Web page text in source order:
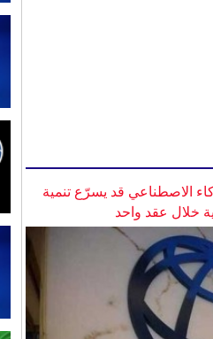
الاصطناعي قد يسرّع تنمية
خلال عقد واحد